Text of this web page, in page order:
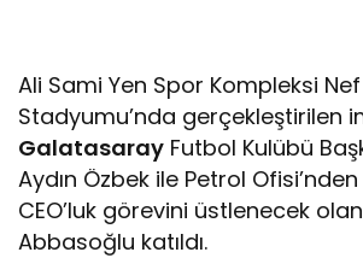
Ali Sami Yen Spor Kompleksi Nef
Stadyumu’nda gerçekleştirilen
Galatasaray Futbol Kulübü
Aydın Özbek ile Petrol Ofisi’nden
CEO’luk görevini üstlenecek
Abbasoğlu katıldı.